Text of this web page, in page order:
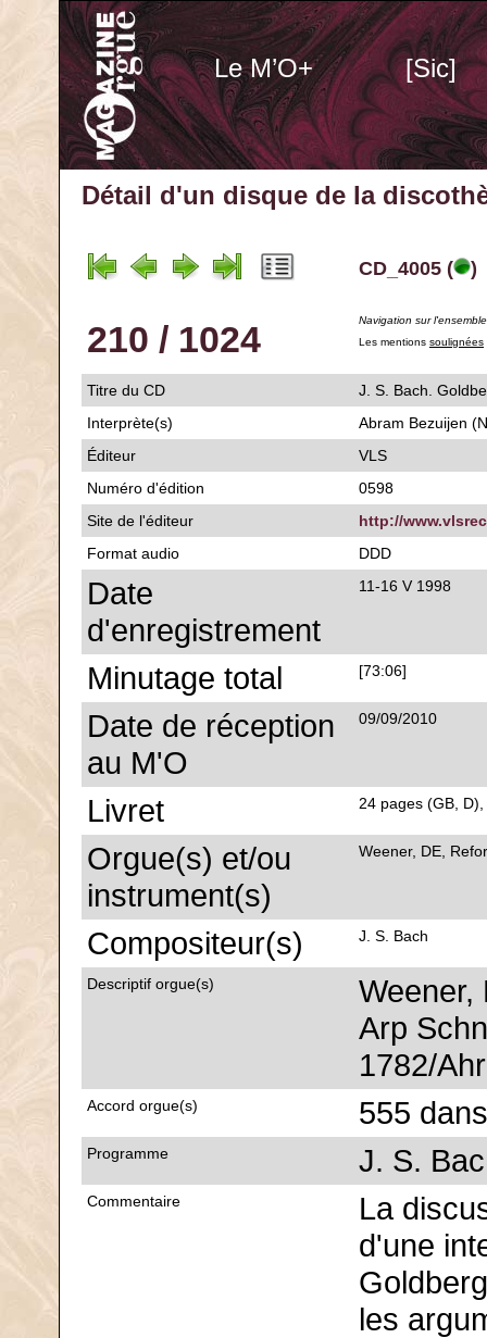
Le M’O+ [Sic]
Détail d'un disque de la
CD_4005 ( )
210 / 1024
Navigation sur
Les mentions soulignées
Titre du CD
J. S. Bach.
Interprète(s)
Abram Bezuijen
Éditeur
VLS
Numéro d'édition
0598
Site de l'éditeur
http://
Format audio
DDD
Date
d'enregistrement
11-16 V 1998
Minutage total [73:06]
Date de réception
au M'O
09/09/2010
Livret 24 pages (GB,
Orgue(s) et/ou
instrument(s)
Weener, DE,
Compositeur(s) J. S. Bach
Descriptif orgue(s)
Weener,
Arp
1782/
Accord orgue(s) 555
Programme J. S.
Commentaire
La
d'une
les